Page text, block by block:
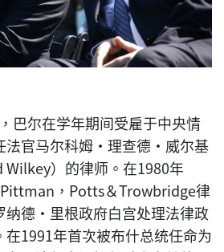
巴尔在学年期间受雇于中央情
法官马尔科姆·理查德·威尔基
Wilkey）的律师。在1980年
，Potts＆Trowbridge律
纳德·里根政府白宫处理法律政
1991年首次被布什总统任命为